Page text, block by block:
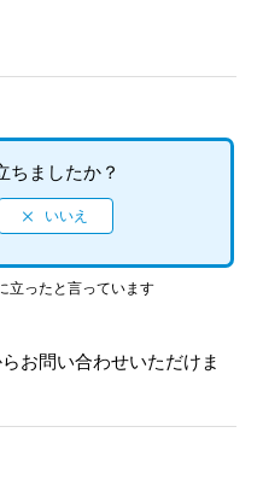
】プレイ動画やゲーム画面
】何をしたらいいか、どこ
い場合はどうすればいいで
】クリアデータのデータ引
】クリア後、2周めができ
】真島編をクリア後 何度
ちましたか？
立ったと言っています
お問い合わせいただけま